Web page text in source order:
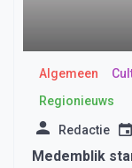
Algemeen
Regionieuws
Redactie
Medemblik